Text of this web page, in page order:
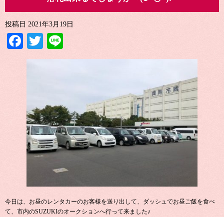
投稿日 2021年3月19日
Facebook
Twitter
今日は、お昼のレンタカーのお客様を送り出して、ダッシュでお昼ご飯を食べ
て、市内のSUZUKIのオークションへ行って来ました♪